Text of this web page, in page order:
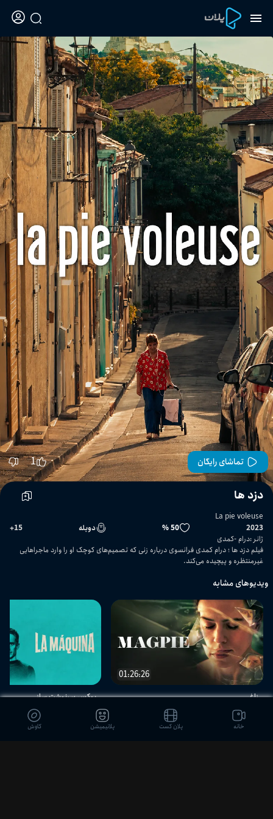
تماشای رایگان 1
دزد ها
La pie voleuse
2023
50 % دوبله 15
+
ژانر :درام کمدی
فیلم دزد ها ؛ درام کمدی فرانسوی درباره زنی که تصمیم‌های کوچک او را وارد ماجراهایی
غیرمنتظره و پیچیده می‌کند.
ویدیوهای مشابه
01:26:26
زاغ بوکس سرنوشت ساز
خانه پلان کست پلانیمیشن کاوش